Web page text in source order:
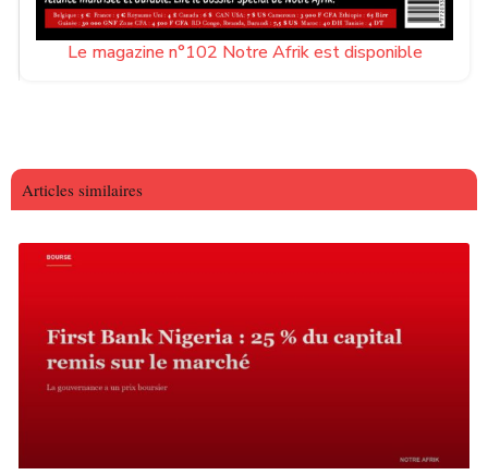
Le magazine n°102 Notre Afrik est disponible
Articles similaires